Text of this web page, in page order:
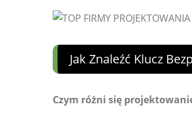
Jak Znaleźć Klucz
Czym różni się